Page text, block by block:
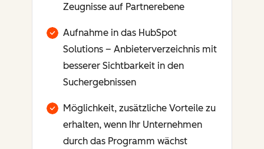
Zeugnisse auf Partnerebene
Aufnahme in das HubSpot
Solutions – Anbieterverzeichnis mit
besserer Sichtbarkeit in den
Suchergebnissen
Möglichkeit, zusätzliche Vorteile zu
erhalten, wenn Ihr Unternehmen
durch das Programm wächst